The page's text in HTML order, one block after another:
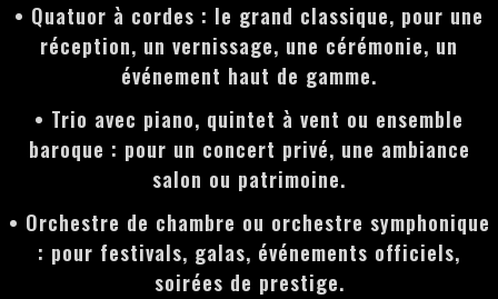
• Quatuor à cordes : le grand classique, pour une
réception, un vernissage, une cérémonie, un
événement haut de gamme.
• Trio avec piano, quintet à vent ou ensemble
baroque : pour un concert privé, une ambiance
salon ou patrimoine.
• Orchestre de chambre ou orchestre symphonique
: pour festivals, galas, événements officiels,
soirées de prestige.